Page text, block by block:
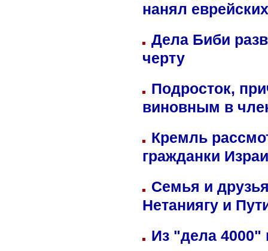
нанял
Дела Биби
черту
Подросток,
виновным в
Кремль
гражданки
Семья и
Нетаниягу и
Из "дела 4000"